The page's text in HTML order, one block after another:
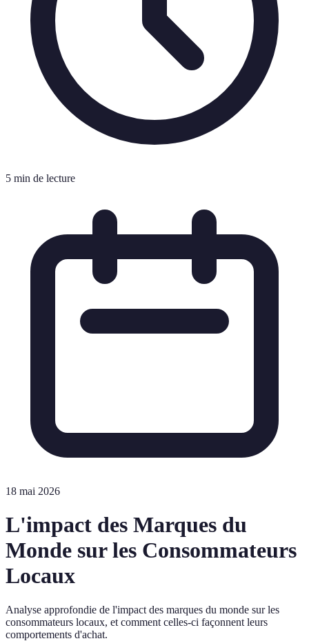
5 min de lecture
18 mai 2026
L'impact des Marques du
Monde sur les Consommateurs
Locaux
Analyse approfondie de l'impact des marques du monde sur les
consommateurs locaux, et comment celles-ci façonnent leurs
comportements d'achat.